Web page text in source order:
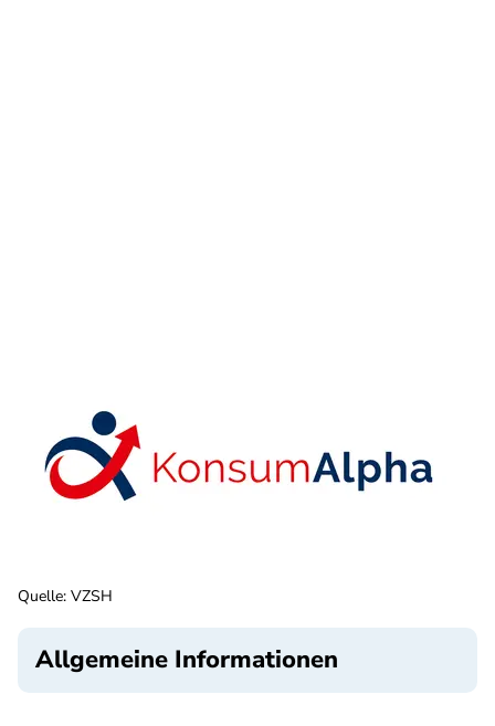
Quelle: VZSH
Allgemeine Informationen